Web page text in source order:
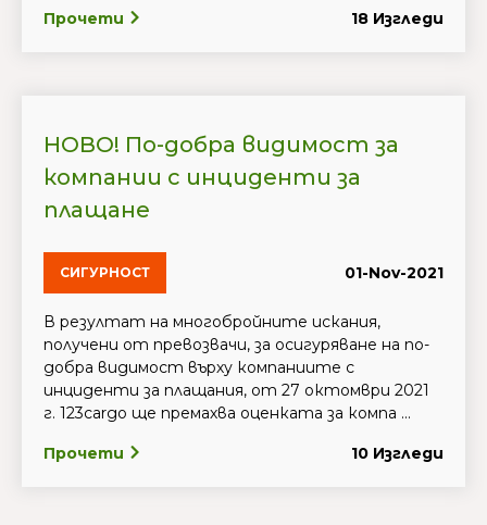
Прочети 18 Изгледи
НОВО! По-добра видимост за
компании с инциденти за
плащане
СИГУРНОСТ 01-Nov-2021
В резултат на многобройните искания,
получени от превозвачи, за осигуряване на по-
добра видимост върху компаниите с
инциденти за плащания, от 27 октомври 2021
г. 123cargo ще премахва оценката за компа ...
Прочети 10 Изгледи